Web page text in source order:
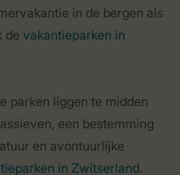
in de bergen als
de vakantieparken in
parken liggen te midden
een bestemming
en avontuurlijke
in Zwitserland.